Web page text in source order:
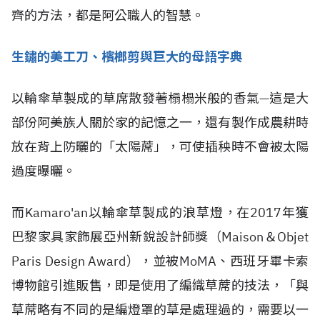
齊的方法，都是阿公職人的智慧。
生鏽的美工刀、檳榔剪與巨大的母語字典
以輪傘草製成的草席散發著榻榻米般的香氣—這是大
部份阿美族人關於家的記憶之一，還有製作成農耕時
放在背上防曬的「太陽蓆」，可使插秧時不會被太陽
過度曝曬。
而Kamaro'an以輪傘草製成的浪草燈，在2017年獲
巴黎家具家飾展亞州新銳設計師獎（Maison＆Objet
Paris Design Award），並被MoMA、西班牙畢卡索
博物館引進販售，即是使用了編織草蓆的技法，「與
草蓆略有不同的是編燈罩的草是處理過的，需要以一